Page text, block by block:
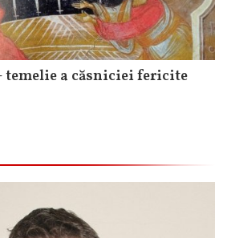
temelie a căsniciei fericite